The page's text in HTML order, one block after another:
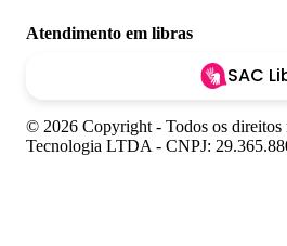
Atendimento em libras
SAC
© 2026 Copyright - Todos os direitos
Tecnologia LTDA - CNPJ: